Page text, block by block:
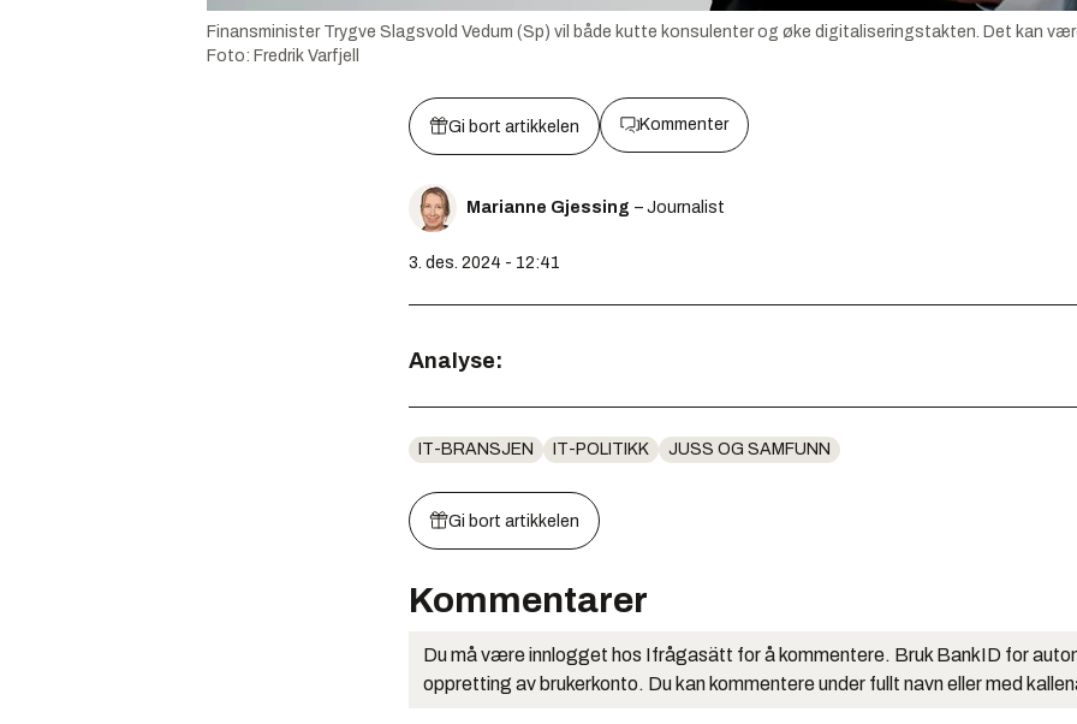
Finansminister Trygve Slagsvold Vedum (Sp) vil både kutte konsulenter og øke digitaliseringstakten. Det kan
Foto: Fredrik Varfjell
Gi bort artikkelen Kommenter
Marianne Gjessing – Journalist
3. des. 2024 - 12:41
Analyse:
IT-BRANSJEN IT-POLITIKK JUSS OG SAMFUNN
Gi bort artikkelen
Kommentarer
Du må være innlogget hos Ifrågasätt for å kommentere. Bruk BankID for
oppretting av brukerkonto. Du kan kommentere under fullt navn eller med